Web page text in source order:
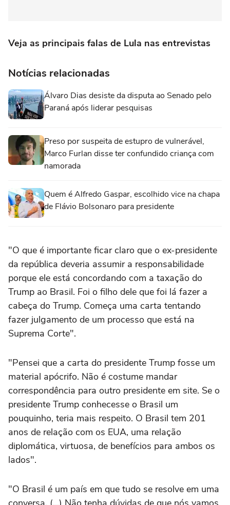
Veja as principais falas de Lula nas entrevistas
Notícias relacionadas
Álvaro Dias desiste da disputa ao Senado pelo
Paraná após liderar pesquisas
Preso por suspeita de estupro de vulnerável,
Marco Furlan disse ter confundido criança com
namorada
Quem é Alfredo Gaspar, escolhido vice na chapa
de Flávio Bolsonaro para presidente
"O que é importante ficar claro que o ex-presidente
da república deveria assumir a responsabilidade
porque ele está concordando com a taxação do
Trump ao Brasil. Foi o filho dele que foi lá fazer a
cabeça do Trump. Começa uma carta tentando
fazer julgamento de um processo que está na
Suprema Corte".
"Pensei que a carta do presidente Trump fosse um
material apócrifo. Não é costume mandar
correspondência para outro presidente em site. Se o
presidente Trump conhecesse o Brasil um
pouquinho, teria mais respeito. O Brasil tem 201
anos de relação com os EUA, uma relação
diplomática, virtuosa, de benefícios para ambos os
lados".
"O Brasil é um país em que tudo se resolve em uma